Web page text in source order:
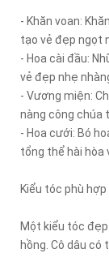
- Khăn voan:
tạo vẻ đẹp ngọt
- Hoa cài đầu:
vẻ đẹp nhẹ
- Vương miện:
nàng công chúa
- Hoa cưới: Bó
tổng thể hài hòa
Kiểu tóc phù
Một kiểu tóc
hồng. Cô dâu có